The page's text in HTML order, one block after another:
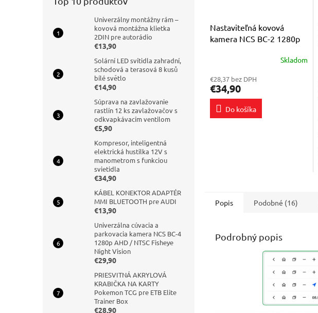
Univerzálny montážny rám –
kovová montážna klietka
2DIN pre autorádio
€13,90
Solární LED svítidla zahradní,
schodová a terasová 8 kusů
bílé světlo
€14,90
Súprava na zavlažovanie
rastlín 12 ks zavlažovačov s
odkvapkávacím ventilom
€5,90
Kompresor, inteligentná
elektrická hustilka 12V s
manometrom s funkciou
svietidla
€34,90
KÁBEL KONEKTOR ADAPTÉR
MMI BLUETOOTH pre AUDI
€13,90
Univerzálna cúvacia a
parkovacia kamera NCS BC-4
1280p AHD / NTSC Fisheye
Night Vision
€29,90
PRIESVITNÁ AKRYLOVÁ
KRABIČKA NA KARTY
Pokemon TCG pre ETB Elite
Trainer Box
€28,90
Nastaviteľná kovová
kamera NCS BC-2 1280p
produktu
je
5,0
5
Skladom
€28,37 bez DPH
€34,90
Do košíka
Popis Podobné (16)
Podrobný popis